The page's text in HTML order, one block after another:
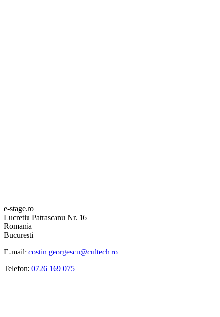
e-stage.ro
Lucretiu Patrascanu Nr. 16
Romania
Bucuresti
E-mail: costin.georgescu@cultech.ro
Telefon: 0726 169 075